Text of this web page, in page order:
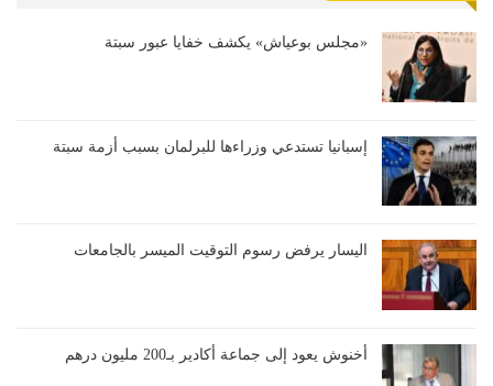
«مجلس بوعياش» يكشف خفايا عبور سبتة
إسبانيا تستدعي وزراءها للبرلمان بسبب أزمة سبتة
اليسار يرفض رسوم التوقيت الميسر بالجامعات
أخنوش يعود إلى جماعة أكادير بـ200 مليون درهم